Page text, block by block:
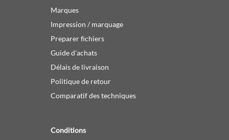
Marques
Impression / marquage
Preparer fichiers
Guide d'achats
Délais de livraison
Politique de retour
Comparatif des techniques
Conditions